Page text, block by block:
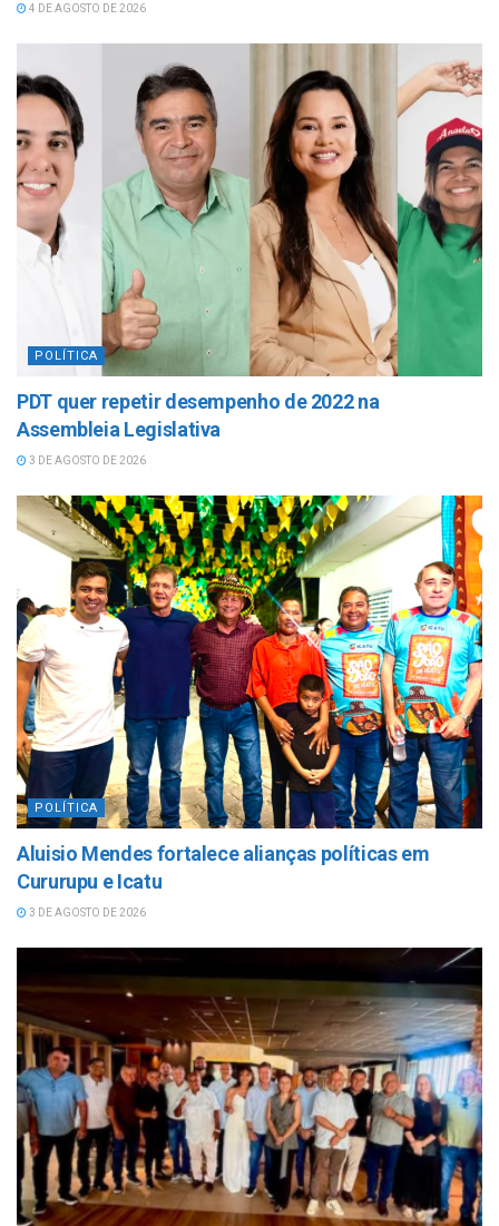
4 DE AGOSTO DE 2026
POLÍTICA
PDT quer repetir desempenho de 2022 na
Assembleia Legislativa
3 DE AGOSTO DE 2026
POLÍTICA
Aluisio Mendes fortalece alianças políticas em
Cururupu e Icatu
3 DE AGOSTO DE 2026